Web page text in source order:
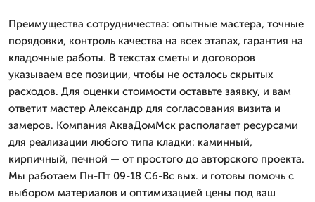
Преимущества сотрудничества: опытные мастера, точные
порядовки, контроль качества на всех этапах, гарантия на
кладочные работы. В текстах сметы и договоров
указываем все позиции, чтобы не осталось скрытых
расходов. Для оценки стоимости оставьте заявку, и вам
ответит мастер Александр для согласования визита и
замеров. Компания АкваДомМск располагает ресурсами
для реализации любого типа кладки: каминный,
кирпичный, печной — от простого до авторского проекта.
Мы работаем Пн-Пт 09-18 Сб-Вс вых. и готовы помочь с
выбором материалов и оптимизацией цены под ваш